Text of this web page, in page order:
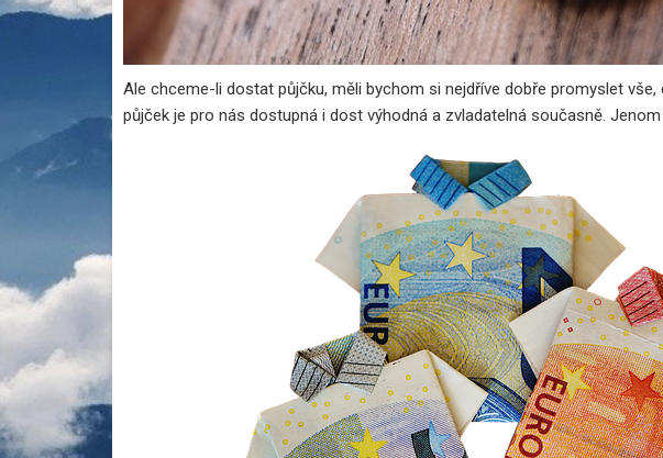
Ale chceme-li dostat půjčku, měli bychom si nejdříve dobře promyslet
půjček je pro nás dostupná i dost výhodná a zvladatelná současně.